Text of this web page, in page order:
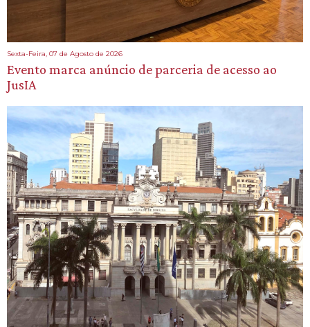
Sexta-Feira, 07 de Agosto de 2026
Evento marca anúncio de parceria de acesso ao
JusIA